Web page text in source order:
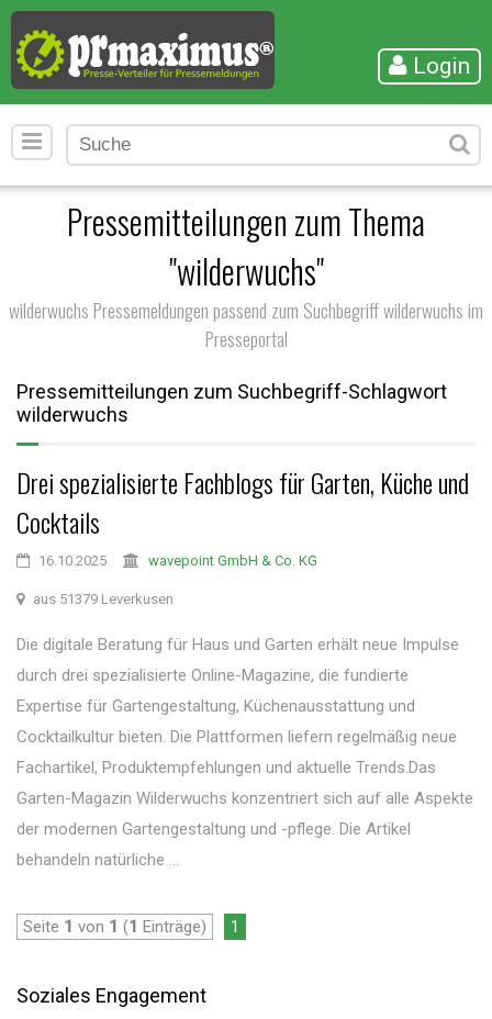
Login
Pressemitteilungen zum Thema
"wilderwuchs"
wilderwuchs Pressemeldungen passend zum Suchbegriff wilderwuchs im
Presseportal
Pressemitteilungen zum Suchbegriff-Schlagwort
wilderwuchs
Drei spezialisierte Fachblogs für Garten, Küche und
Cocktails
16.10.2025 wavepoint GmbH & Co. KG
aus 51379 Leverkusen
Die digitale Beratung für Haus und Garten erhält neue Impulse
durch drei spezialisierte Online-Magazine, die fundierte
Expertise für Gartengestaltung, Küchenausstattung und
Cocktailkultur bieten. Die Plattformen liefern regelmäßig neue
Fachartikel, Produktempfehlungen und aktuelle Trends.Das
Garten-Magazin Wilderwuchs konzentriert sich auf alle Aspekte
der modernen Gartengestaltung und -pflege. Die Artikel
behandeln natürliche ...
Seite 1 von 1 (1 Einträge) 1
Soziales Engagement